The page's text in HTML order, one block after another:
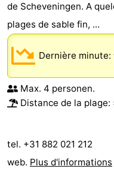
de Scheveningen. A
plages de sable fin, ...
Dernière minute:
Max. 4 personen.
Distance de la plage:
tel. +31 882 021 212
web. Plus d'informations